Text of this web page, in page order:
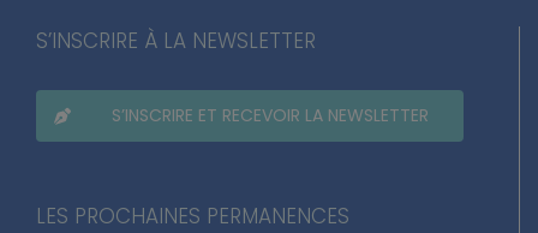
S’INSCRIRE À LA NEWSLETTER
S’INSCRIRE ET RECEVOIR LA NEWSLETTER
LES PROCHAINES PERMANENCES